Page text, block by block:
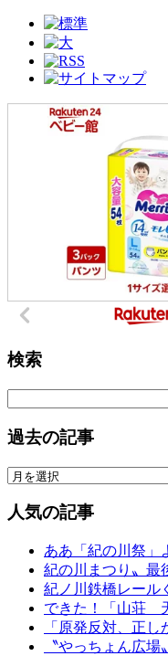
検索
過去の記事
人気の記事
ああ「紀の川祭」
紀の川まつり〟
紀ノ川鉄橋レール
できた！「山荘
「原発反対、正
〝やっちょん広